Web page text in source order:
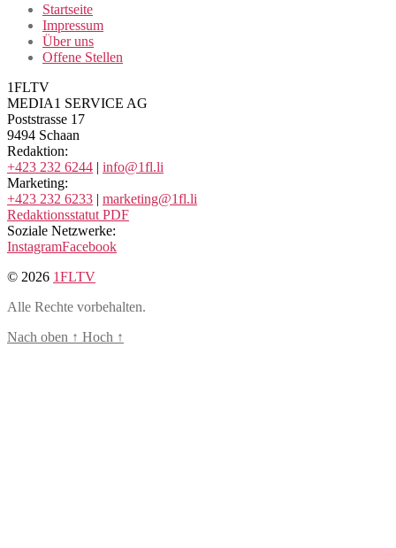
Startseite
Impressum
Über uns
Offene Stellen
1FLTV
MEDIA1 SERVICE AG
Poststrasse 17
9494 Schaan
Redaktion:
+423 232 6244 | info@1fl.li
Marketing:
+423 232 6233 | marketing@1fl.li
Redaktionsstatut PDF
Soziale Netzwerke:
InstagramFacebook
© 2026 1FLTV
Alle Rechte vorbehalten.
Nach oben ↑ Hoch ↑